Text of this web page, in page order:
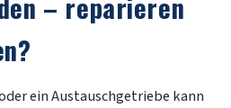
ein Austauschgetriebe kann